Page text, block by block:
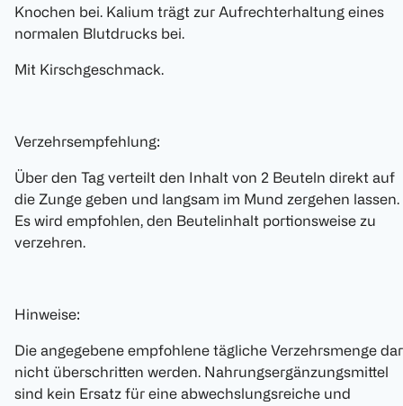
Knochen bei. Kalium trägt zur Aufrechterhaltung eines
normalen Blutdrucks bei.
Mit Kirschgeschmack.
Verzehrsempfehlung:
Über den Tag verteilt den Inhalt von 2 Beuteln direkt auf
die Zunge geben und langsam im Mund zergehen lassen.
Es wird empfohlen, den Beutelinhalt portionsweise zu
verzehren.
Hinweise:
Die angegebene empfohlene tägliche Verzehrsmenge
nicht überschritten werden. Nahrungsergänzungsmittel
sind kein Ersatz für eine abwechslungsreiche und